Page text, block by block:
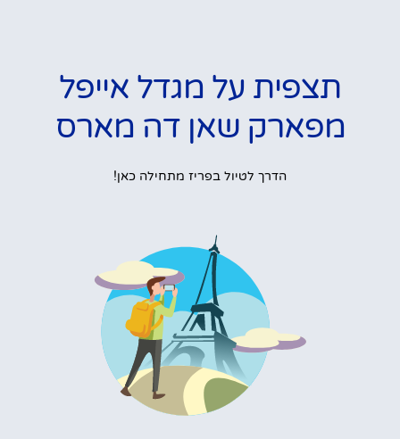
תצפית על מגדל אייפל
מפארק שאן דה מארס
הדרך לטיול בפריז מתחילה כאן!